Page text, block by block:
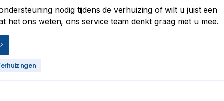
nodig tijdens de verhuizing of wilt u juist een
het ons weten, ons service team denkt graag met u mee.